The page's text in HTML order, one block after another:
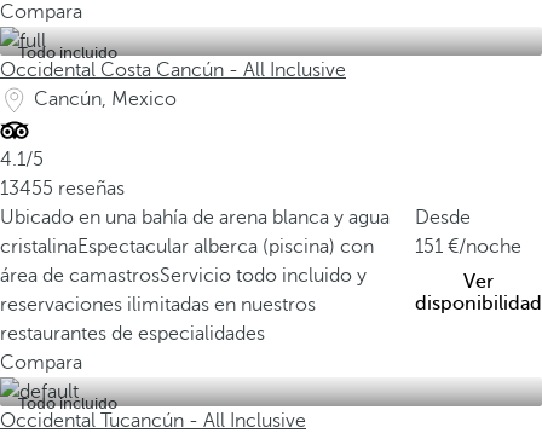
Compara
Todo incluido
Occidental Costa Cancún - All Inclusive
Cancún, Mexico
4.1/5
13455 reseñas
Ubicado en una bahía de arena blanca y agua
cristalinaEspectacular alberca (piscina) con
área de camastrosServicio todo incluido y
reservaciones ilimitadas en nuestros
restaurantes de especialidades
Desde
151
/noche
Ver
disponibilidad
Compara
Todo incluido
Occidental Tucancún - All Inclusive